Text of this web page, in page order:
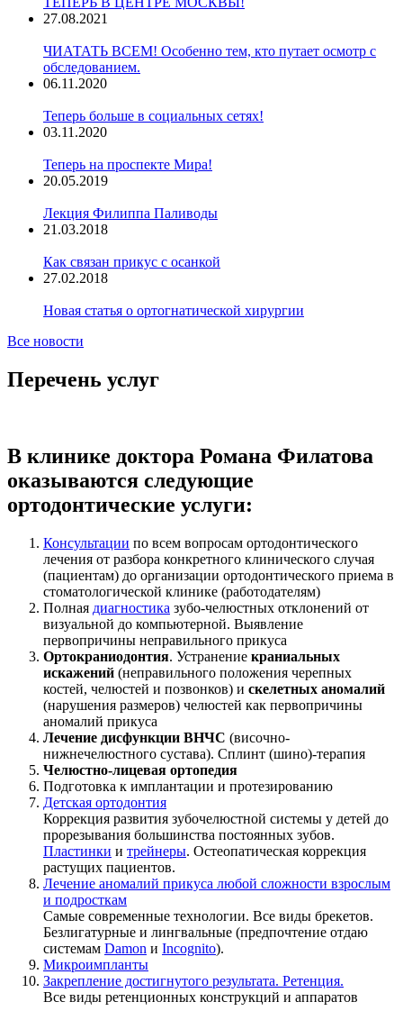
27.08.2021
ЧИАТАТЬ ВСЕМ! Особенно тем, кто путает осмотр с
обследованием.
06.11.2020
Теперь больше в социальных сетях!
03.11.2020
Теперь на проспекте Мира!
20.05.2019
Лекция Филиппа Паливоды
21.03.2018
Как связан прикус с осанкой
27.02.2018
Новая статья о ортогнатической хирургии
Все новости
Перечень услуг
В клинике доктора Романа Филатова
оказываются следующие
ортодонтические услуги:
Консультации по всем вопросам ортодонтического
лечения от разбора конкретного клинического случая
(пациентам) до организации ортодонтического приема в
стоматологической клинике (работодателям)
Полная диагностика зубо-челюстных отклонений от
визуальной до компьютерной. Выявление
первопричины неправильного прикуса
Ортокраниодонтия. Устранение краниальных
искажений (неправильного положения черепных
костей, челюстей и позвонков) и скелетных аномалий
(нарушения размеров) челюстей как первопричины
аномалий прикуса
Лечение дисфункции ВНЧС (височно-
нижнечелюстного сустава). Сплинт (шино)-терапия
Челюстно-лицевая ортопедия
Подготовка к имплантации и протезированию
Детская ортодонтия
Коррекция развития зубочелюстной системы у детей до
прорезывания большинства постоянных зубов.
Пластинки и трейнеры. Остеопатическая коррекция
растущих пациентов.
Лечение аномалий прикуса любой сложности взрослым
и подросткам
Самые современные технологии. Все виды брекетов.
Безлигатурные и лингвальные (предпочтение отдаю
системам Damon и Incognito).
Микроимпланты
Закрепление достигнутого результата. Ретенция.
Все виды ретенционных конструкций и аппаратов